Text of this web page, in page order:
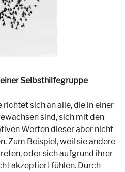
Selbsthilfegruppe
sich an alle, die in einer
sind, sich mit den
Werten dieser aber nicht
Zum Beispiel, weil sie andere
oder sich aufgrund ihrer
akzeptiert fühlen. Durch